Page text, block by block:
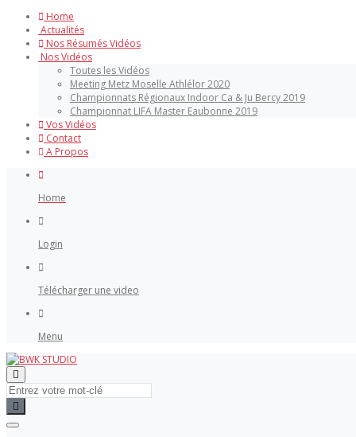
Home
Actualités
Nos Résumés Vidéos
Nos Vidéos
Toutes les Vidéos
Meeting Metz Moselle Athlélor 2020
Championnats Régionaux Indoor Ca & Ju Bercy 2019
Championnat LIFA Master Eaubonne 2019
Vos Vidéos
Contact
A Propos
Home
Login
Télécharger une video
Menu